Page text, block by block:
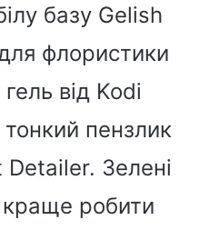
базу Gelish
флористики
від Kodi
пензлик
Зелені
краще робити